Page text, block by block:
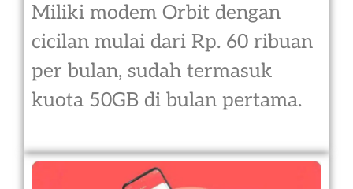
Miliki modem Orbit dengan
cicilan mulai dari Rp. 60 ribuan
per bulan, sudah termasuk
kuota 50GB di bulan pertama.